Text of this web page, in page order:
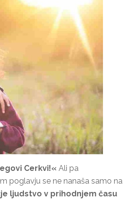
Cerkvi!« Ali pa
poglavju se ne nanaša samo na
ljudstvo v prihodnjem času